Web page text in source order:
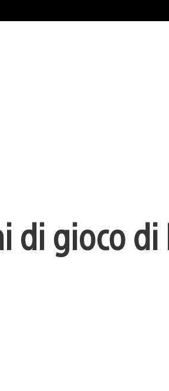
gioco di